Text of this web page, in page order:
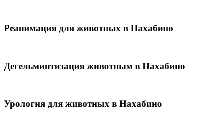
Реанимация для животных в Нахабино
Дегельминтизация животным в Нахабино
Урология для животных в Нахабино